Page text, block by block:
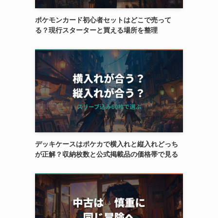
ポケモンカード初心者セットはどこで売って
る？現行スターターと買える場所を整理
デッキケースはポケカで横入れと縦入れどっち
が正解？収納枚数と公式掲載品の価格帯で見る